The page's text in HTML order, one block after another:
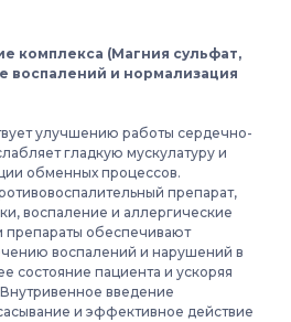
комплекса (Магния сульфат,
воспалений и нормализация
улучшению работы сердечно-
гладкую мускулатуру и
обменных процессов.
препарат,
воспаление и аллергические
препараты обеспечивают
воспалений и нарушений в
состояние пациента и ускоряя
введение
и эффективное действие